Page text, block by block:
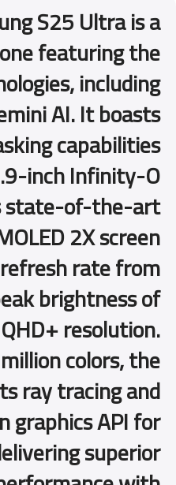
S25 Ultra is a
featuring the
including
AI. It boasts
capabilities
inch Infinity-O
state-of-the-art
2X screen
rate from
brightness of
resolution.
colors, the
ray tracing and
graphics API for
superior